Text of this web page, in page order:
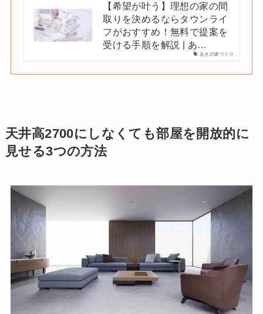
あきの家づくり
【希望が叶う】理想の家の間
取りを決めるならタウンライ
フがおすすめ！無料で提案を
受ける手順を解説 | あ…
天井高2700にしなくても部屋を開放的に
見せる3つの方法